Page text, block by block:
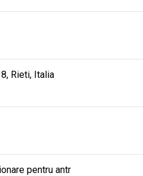
Rieti, Italia
pentru antr